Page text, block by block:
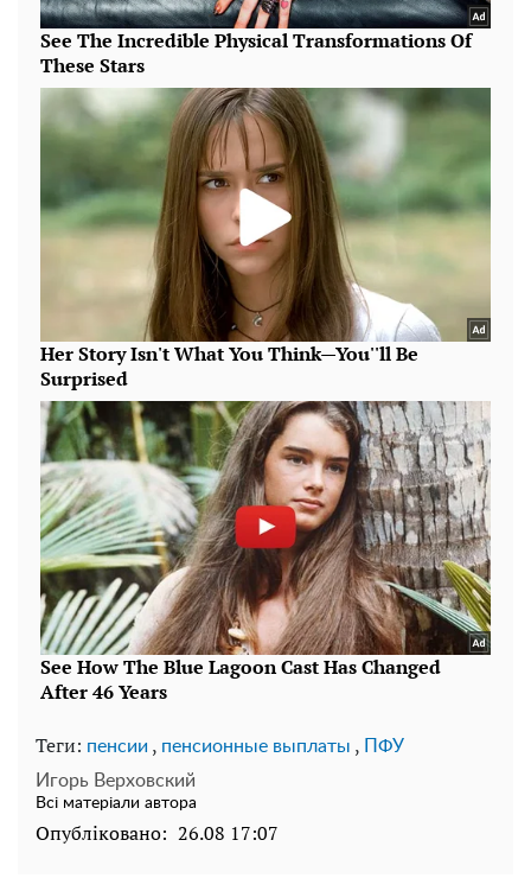
Теги: пенсии , пенсионные выплаты , ПФУ
Игорь Верховский
Всі матеріали автора
Опубліковано: 26.08 17:07